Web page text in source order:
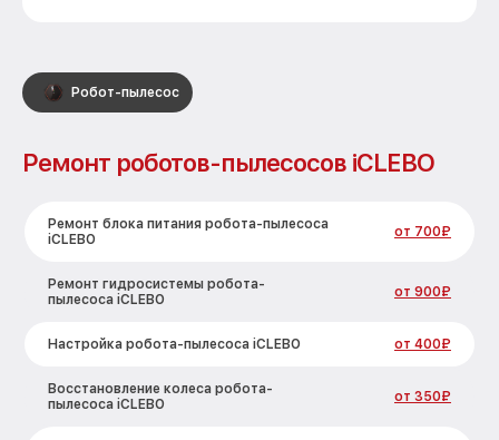
Робот-пылесос
Ремонт роботов-пылесосов iCLEBO
Ремонт блока питания робота-пылесоса
iCLEBO
от 700₽
Ремонт гидросистемы робота-
пылесоса iCLEBO
от 900₽
Настройка робота-пылесоса iCLEBO от 400₽
Восстановление колеса робота-
пылесоса iCLEBO
от 350₽